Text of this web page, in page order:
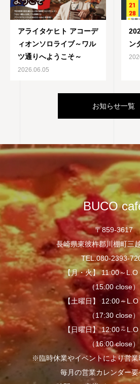
アライタケヒト アコーデ
ィオンソロライブ～ワル
ツ通りへようこそ～
2026.06.05
ン
お知らせ一覧
BUCO
〒859-3617
長崎県東彼杵郡川棚町三
TEL.080-2393-
【月・火】 11:00～
（15:00 close）
【土曜日】 12:00～
（17:30 close）
【日曜日】 12:00～
（16:00 close）
※臨時休業やイベントにより営
毎月の営業カレンダー